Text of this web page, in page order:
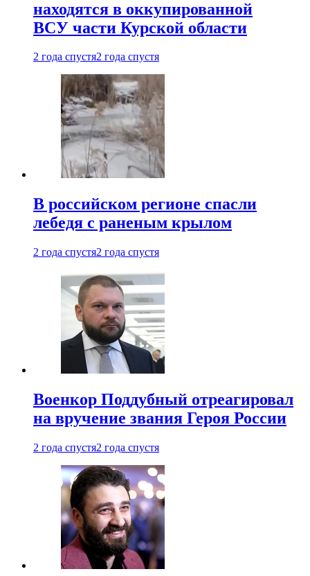
находятся в оккупированной
ВСУ части Курской области
2 года спустя2 года спустя
В российском регионе спасли
лебедя с раненым крылом
2 года спустя2 года спустя
Военкор Поддубный отреагировал
на вручение звания Героя России
2 года спустя2 года спустя